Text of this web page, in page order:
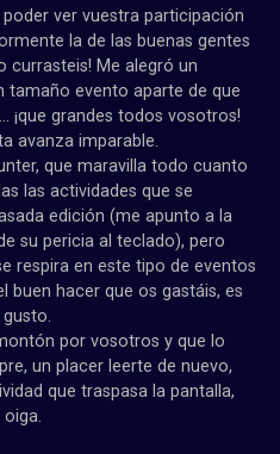
ver vuestra participación
la de las buenas gentes
currasteis! Me alegró un
evento aparte de que
¡que grandes todos vosotros!
avanza imparable.
que maravilla todo cuanto
las actividades que se
edición (me apunto a la
su pericia al teclado), pero
respira en este tipo de eventos
buen hacer que os gastáis, es
por vosotros y que lo
un placer leerte de nuevo,
que traspasa la pantalla,